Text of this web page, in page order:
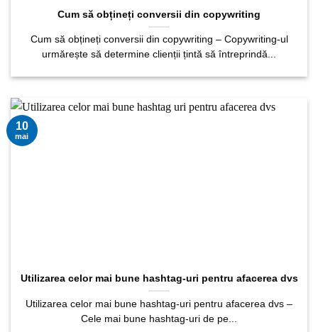
Cum să obțineți conversii din copywriting
Cum să obțineți conversii din copywriting – Copywriting-ul
urmărește să determine clienții țintă să întreprindă...
Utilizarea celor mai bune hashtag-uri pentru afacerea dvs
Utilizarea celor mai bune hashtag-uri pentru afacerea dvs –
Cele mai bune hashtag-uri de pe...
10
mai